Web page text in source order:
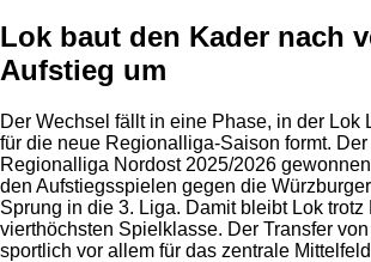
Lok baut den Kader nach
Aufstieg um
Der Wechsel fällt in eine Phase, in der Lok
für die neue Regionalliga-Saison formt.
Regionalliga Nordost 2025/2026
den Aufstiegsspielen gegen die
Sprung in die 3. Liga. Damit bleibt Lok trotz
vierthöchsten Spielklasse. Der Transfer
sportlich vor allem für das zentrale